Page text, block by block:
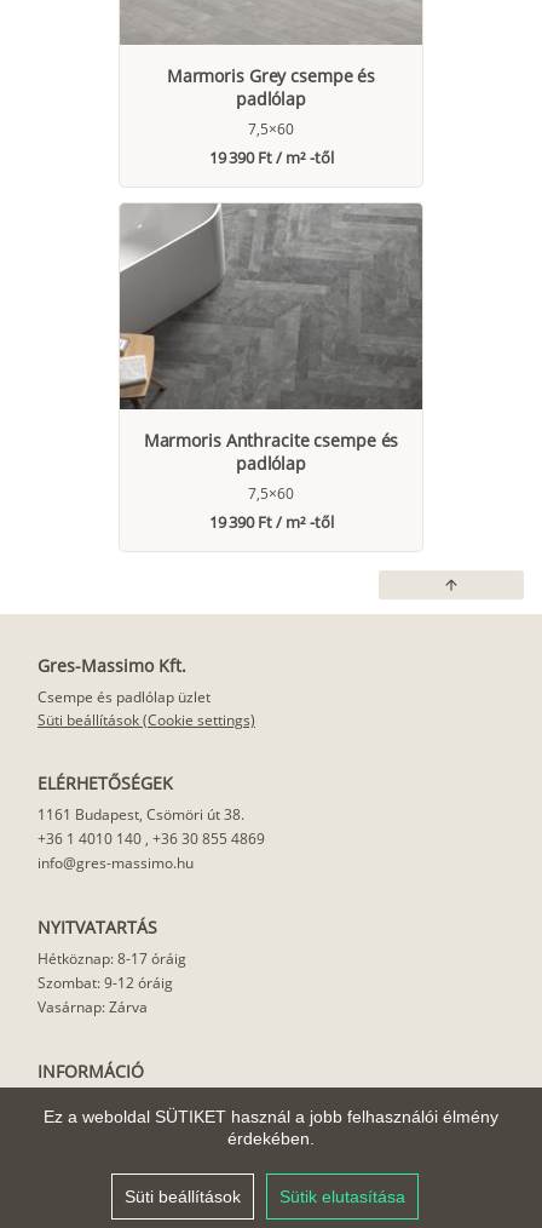
Ez a weboldal SÜTIKET használ a jobb felhasználói élmény
érdekében.
Süti beállítások Sütik elutasítása
Marmoris Grey csempe és
padlólap
7,5×60
19 390 Ft / m² -től
Marmoris Anthracite csempe és
padlólap
7,5×60
19 390 Ft / m² -től
arrow_upward
Gres-Massimo Kft.
Csempe és padlólap üzlet
Süti beállítások (Cookie settings)
ELÉRHETŐSÉGEK
1161 Budapest, Csömöri út 38.
+36 1 4010 140 , +36 30 855 4869
info@gres-massimo.hu
NYITVATARTÁS
Hétköznap: 8-17 óráig
Szombat: 9-12 óráig
Vasárnap: Zárva
INFORMÁCIÓ
Felhasználási javaslat